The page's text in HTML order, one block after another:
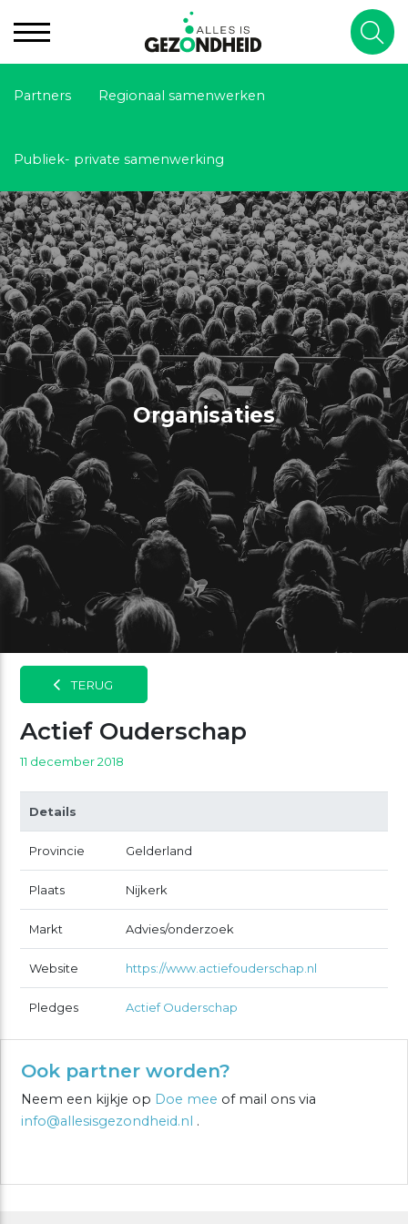
Partners Regionaal samenwerken
Publiek- private samenwerking
Organisaties
TERUG
Actief Ouderschap
11 december 2018
Details
Provincie Gelderland
Plaats Nijkerk
Markt Advies/onderzoek
Website https://www.actiefouderschap.nl
Pledges Actief Ouderschap
Ook partner worden?
Neem een kijkje op Doe mee of mail ons via
info@allesisgezondheid.nl .